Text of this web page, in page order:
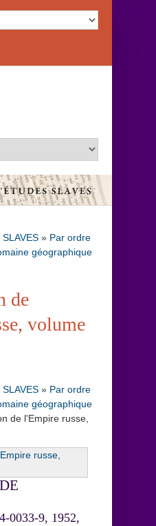
» Par ordre
géographique
de
volume
» Par ordre
géographique
de l'Empire russe,
0033-9, 1952,